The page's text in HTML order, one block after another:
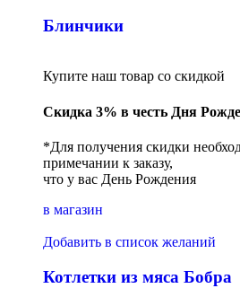
Блинчики
Купите наш товар со скидкой
Скидка 3% в честь Дня
*Для получения скидки
примечании к заказу,
что у вас День Рождения
в магазин
Добавить в список желаний
Котлетки из мяса Бобра